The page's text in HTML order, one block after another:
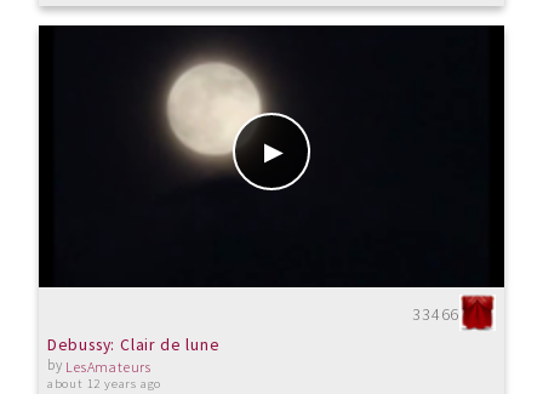
33466
Debussy: Clair de lune
by LesAmateurs
about 12 years ago